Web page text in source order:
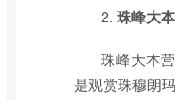
2. 珠峰大
珠峰大本
是观赏珠穆朗